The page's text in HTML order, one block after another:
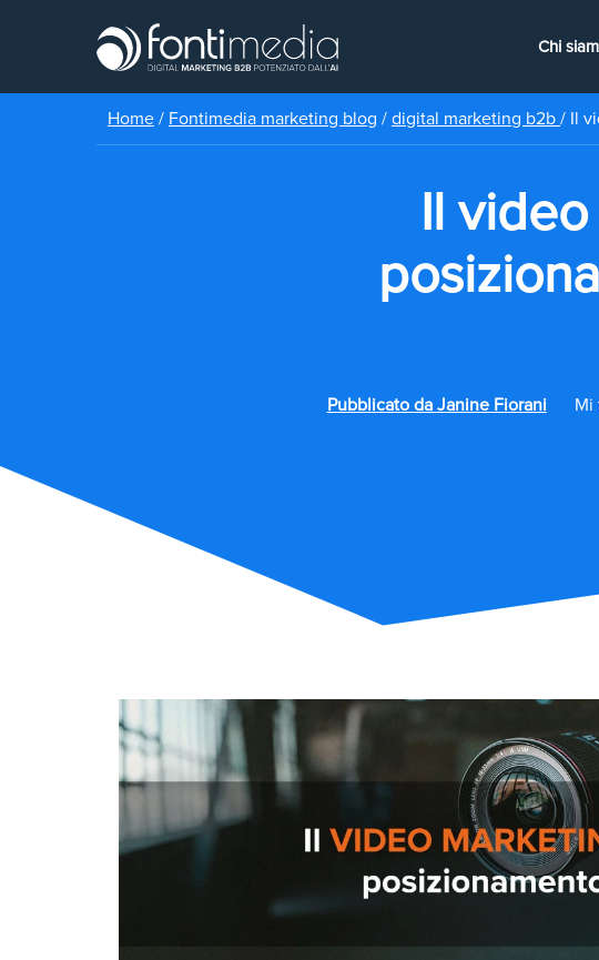
Chi
Home / Fontimedia marketing blog / digital marketing b2b / Il
Il
Pubblicato da Janine Fiorani Mi